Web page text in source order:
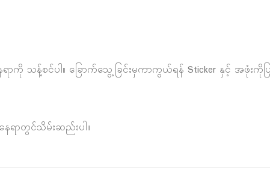
ကို သန့်စင်ပါ။ ခြောက်သွေ့ခြင်းမှကာကွယ်ရန် Sticker နှင့် အဖုံးကိုပ
ရာတွင်သိမ်းဆည်းပါ။